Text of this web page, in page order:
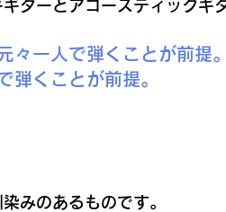
ターとアコースティックギ
一人で弾くことが前提。
くことが前提。
みのあるものです。